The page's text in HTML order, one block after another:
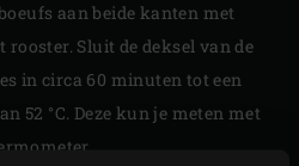
aan beide kanten met
rooster. Sluit de deksel van de
in circa 60 minuten tot een
52 °C. Deze kun je meten met